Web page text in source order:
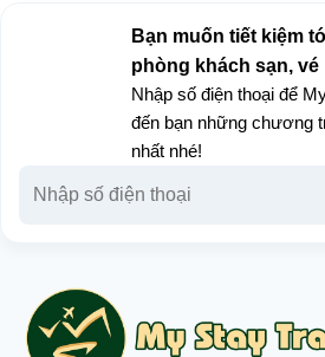
Bạn muốn tiết kiệm
phòng khách sạn, vé
Nhập số điện thoại để
đến bạn những chương
nhất nhé!